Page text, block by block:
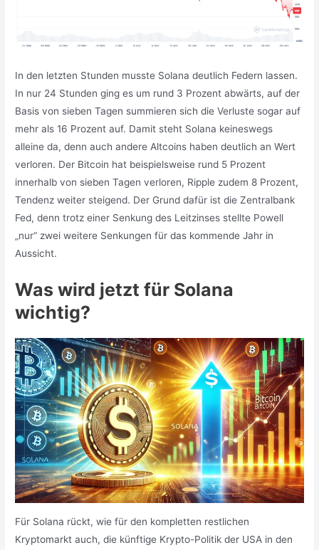
In den letzten Stunden musste Solana deutlich Federn lassen.
In nur 24 Stunden ging es um rund 3 Prozent abwärts, auf der
Basis von sieben Tagen summieren sich die Verluste sogar auf
mehr als 16 Prozent auf. Damit steht Solana keineswegs
alleine da, denn auch andere Altcoins haben deutlich an Wert
verloren. Der Bitcoin hat beispielsweise rund 5 Prozent
innerhalb von sieben Tagen verloren, Ripple zudem 8 Prozent,
Tendenz weiter steigend. Der Grund dafür ist die Zentralbank
Fed, denn trotz einer Senkung des Leitzinses stellte Powell
„nur“ zwei weitere Senkungen für das kommende Jahr in
Aussicht.
Was wird jetzt für Solana
wichtig?
Für Solana rückt, wie für den kompletten restlichen
Kryptomarkt auch, die künftige Krypto-Politik der USA in den